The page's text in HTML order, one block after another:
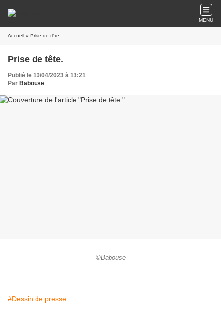
MENU
Accueil » Prise de tête.
Prise de tête.
Publié le 10/04/2023 à 13:21
Par Babouse
©Babouse
#Dessin de presse